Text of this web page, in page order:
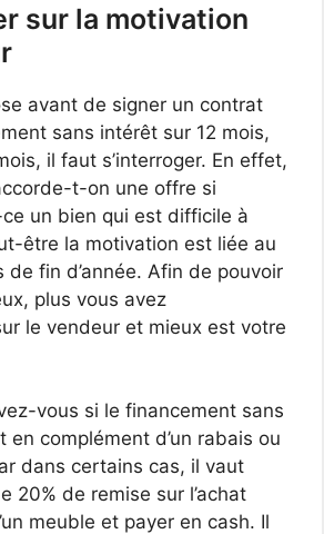
sur la motivation
avant de signer un contrat
sans intérêt sur 12 mois,
il faut s’interroger. En effet,
t-on une offre si
un bien qui est difficile à
être la motivation est liée au
de fin d’année. Afin de pouvoir
plus vous avez
le vendeur et mieux est votre
vous si le financement sans
complément d’un rabais ou
dans certains cas, il vaut
20% de remise sur l’achat
meuble et payer en cash. Il